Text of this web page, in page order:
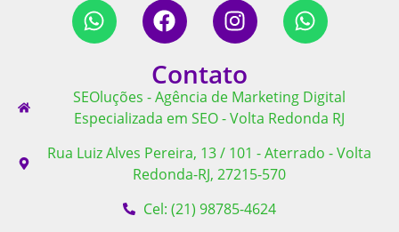
Contato
SEOluções - Agência de Marketing Digital
Especializada em SEO - Volta Redonda RJ
Rua Luiz Alves Pereira, 13 / 101 - Aterrado - Volta
Redonda-RJ, 27215-570
Cel: (21) 98785-4624